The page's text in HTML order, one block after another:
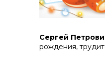
Сергей
рождения,